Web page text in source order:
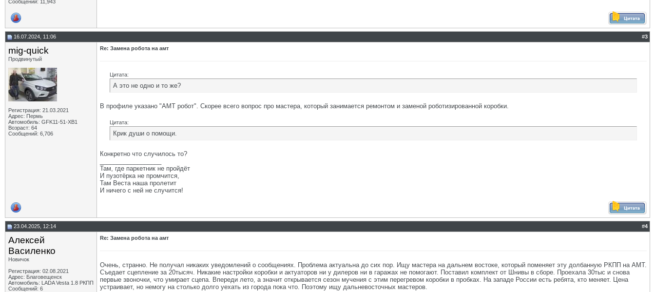
Сообщений: 11,943
16.07.2024, 11:06 #3
mig-quick
Продвинутый
Регистрация: 21.03.2021
Адрес: Пермь
Автомобиль: GFK11-51-ХВ1
Возраст: 64
Сообщений: 6,706
Re: Замена робота на амт
Цитата:
А это не одно и то же?
В профиле указано "АМТ робот". Скорее всего вопрос про мастера, который занимается ремонтом и заменой роботизированной коробки.
Цитата:
Крик души о помощи.
Конкретно что случилось то?
Там, где паркетник не пройдёт
И пузотёрка не промчится,
Там Веста наша пролетит
И ничего с ней не случится!
23.04.2025, 12:14 #4
Алексей
Василенко
Новичок
Регистрация: 02.08.2021
Адрес: Благовещенск
Автомобиль: LADA Vesta 1.8 РКПП
Сообщений: 6
Re: Замена робота на амт
Очень, странно. Не получал никаких уведомлений о сообщениях. Проблема актуальна до сих пор. Ищу мастера на дальнем востоке, который поменяет эту долбанную РКПП на АМТ.
Съедает сцепление за 20тысяч. Никакие настройки коробки и актуаторов ни у дилеров ни в гаражах не помогают. Поставил комплект от Шнивы в сборе. Проехала 30тыс и снова
первые звоночки, что умирает сцепа. Впереди лето, а значит открывается сезон мучения с этим перегревом коробки в пробках. На западе России есть ребята, кто меняет. Цена
устраивает, но немогу на столько долго уехать из города пока что. Поэтому ищу дальневосточных мастеров.